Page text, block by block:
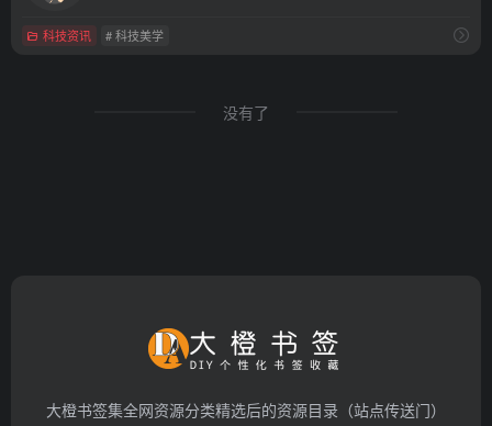
科技资讯 # 科技美学
没有了
大橙书签集全网资源分类精选后的资源目录（站点传送门）